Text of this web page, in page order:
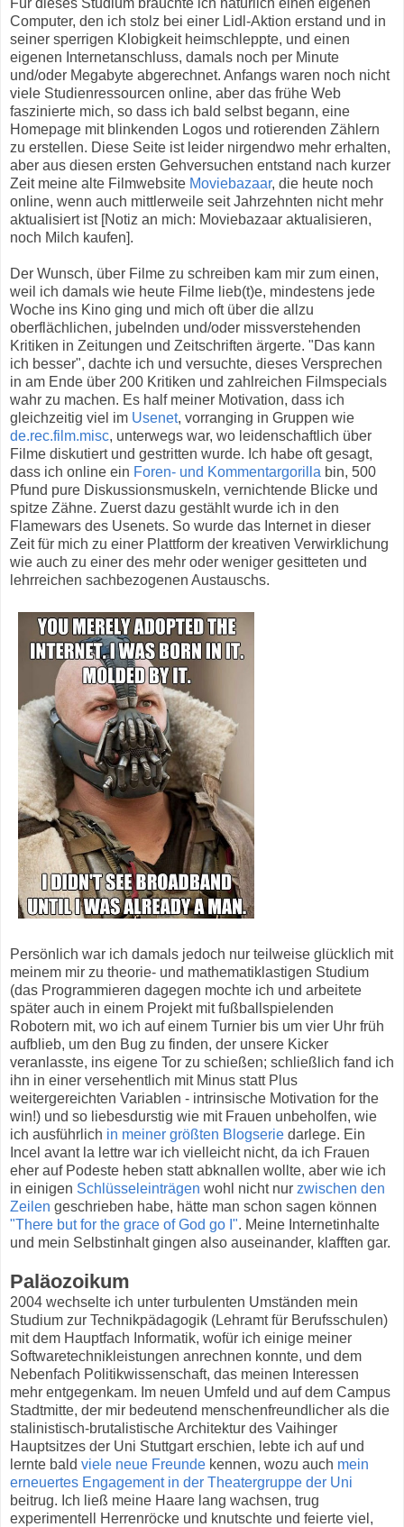
Für dieses Studium brauchte ich natürlich einen eigenen
Computer, den ich stolz bei einer Lidl-Aktion erstand und in
seiner sperrigen Klobigkeit heimschleppte, und einen
eigenen Internetanschluss, damals noch per Minute
und/oder Megabyte abgerechnet. Anfangs waren noch nicht
viele Studienressourcen online, aber das frühe Web
faszinierte mich, so dass ich bald selbst begann, eine
Homepage mit blinkenden Logos und rotierenden Zählern
zu erstellen. Diese Seite ist leider nirgendwo mehr erhalten,
aber aus diesen ersten Gehversuchen entstand nach kurzer
Zeit meine alte Filmwebsite Moviebazaar, die heute noch
online, wenn auch mittlerweile seit Jahrzehnten nicht mehr
aktualisiert ist [Notiz an mich: Moviebazaar aktualisieren,
noch Milch kaufen].
Der Wunsch, über Filme zu schreiben kam mir zum einen,
weil ich damals wie heute Filme lieb(t)e, mindestens jede
Woche ins Kino ging und mich oft über die allzu
oberflächlichen, jubelnden und/oder missverstehenden
Kritiken in Zeitungen und Zeitschriften ärgerte. "Das kann
ich besser", dachte ich und versuchte, dieses Versprechen
in am Ende über 200 Kritiken und zahlreichen Filmspecials
wahr zu machen. Es half meiner Motivation, dass ich
gleichzeitig viel im Usenet, vorranging in Gruppen wie
de.rec.film.misc, unterwegs war, wo leidenschaftlich über
Filme diskutiert und gestritten wurde. Ich habe oft gesagt,
dass ich online ein Foren- und Kommentargorilla bin, 500
Pfund pure Diskussionsmuskeln, vernichtende Blicke und
spitze Zähne. Zuerst dazu gestählt wurde ich in den
Flamewars des Usenets. So wurde das Internet in dieser
Zeit für mich zu einer Plattform der kreativen Verwirklichung
wie auch zu einer des mehr oder weniger gesitteten und
lehrreichen sachbezogenen Austauschs.
Persönlich war ich damals jedoch nur teilweise glücklich mit
meinem mir zu theorie- und mathematiklastigen Studium
(das Programmieren dagegen mochte ich und arbeitete
später auch in einem Projekt mit fußballspielenden
Robotern mit, wo ich auf einem Turnier bis um vier Uhr früh
aufblieb, um den Bug zu finden, der unsere Kicker
veranlasste, ins eigene Tor zu schießen; schließlich fand ich
ihn in einer versehentlich mit Minus statt Plus
weitergereichten Variablen - intrinsische Motivation for the
win!) und so liebesdurstig wie mit Frauen unbeholfen, wie
ich ausführlich in meiner größten Blogserie darlege. Ein
Incel avant la lettre war ich vielleicht nicht, da ich Frauen
eher auf Podeste heben statt abknallen wollte, aber wie ich
in einigen Schlüsseleinträgen wohl nicht nur zwischen den
Zeilen geschrieben habe, hätte man schon sagen können
"There but for the grace of God go I". Meine Internetinhalte
und mein Selbstinhalt gingen also auseinander, klafften gar.
Paläozoikum
2004 wechselte ich unter turbulenten Umständen mein
Studium zur Technikpädagogik (Lehramt für Berufsschulen)
mit dem Hauptfach Informatik, wofür ich einige meiner
Softwaretechnikleistungen anrechnen konnte, und dem
Nebenfach Politikwissenschaft, das meinen Interessen
mehr entgegenkam. Im neuen Umfeld und auf dem Campus
Stadtmitte, der mir bedeutend menschenfreundlicher als die
stalinistisch-brutalistische Architektur des Vaihinger
Hauptsitzes der Uni Stuttgart erschien, lebte ich auf und
lernte bald viele neue Freunde kennen, wozu auch mein
erneuertes Engagement in der Theatergruppe der Uni
beitrug. Ich ließ meine Haare lang wachsen, trug
experimentell Herrenröcke und knutschte und feierte viel,